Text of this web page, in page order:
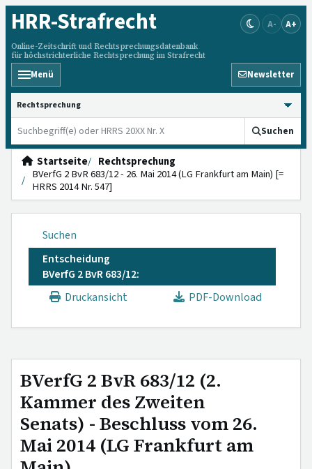
HRR-Strafrecht
Online-Zeitschrift und Rechtsprechungsdatenbank
für höchstrichterliche Rechtsprechung im Strafrecht
A- A+
Menü Newsletter
HRRS durchsuchen
Suchen
Startseite
Rechtsprechung
BVerfG 2 BvR 683/12 - 26. Mai 2014 (LG Frankfurt am Main) [=
HRRS 2014 Nr. 547]
Suchen
Entscheidung
BVerfG 2 BvR 683/12:
Druckansicht
PDF-Download
BVerfG 2 BvR 683/12 (2.
Kammer des Zweiten
Senats) - Beschluss vom 26.
Mai 2014 (LG Frankfurt am